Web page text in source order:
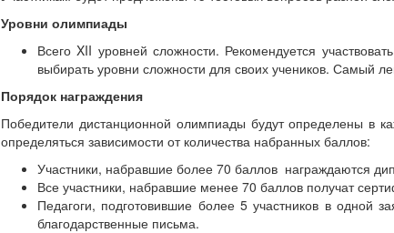
Уровни олимпиады
Всего XII уровней сложности. Рекомендуется
выбирать уровни сложности для своих учеников. Самый
Порядок награждения
Победители дистанционной олимпиады будут определены в
определяться зависимости от количества набранных баллов:
Участники, набравшие более 70 баллов награждаются
Все участники, набравшие менее 70 баллов получат
Педагоги, подготовившие более 5 участников в одной
благодарственные письма.